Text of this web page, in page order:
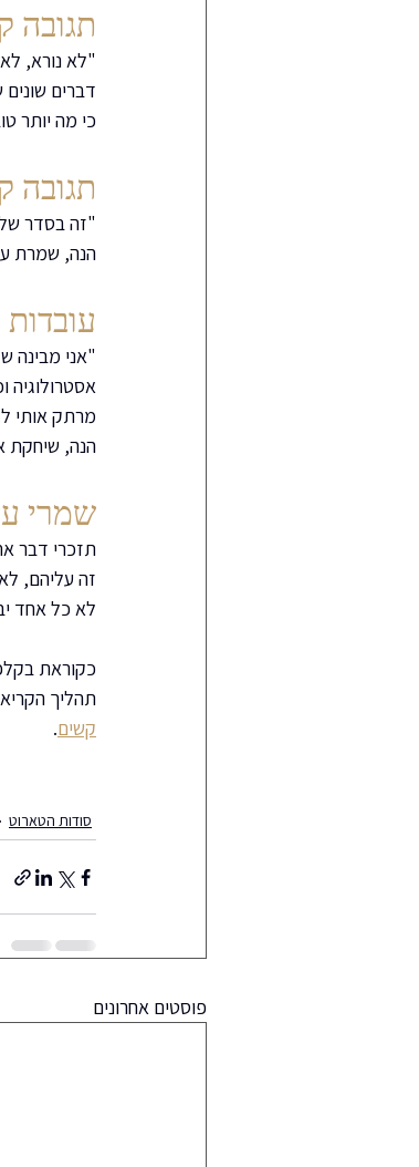
תגובה
"לא נורא,
דברים
כי מה יותר
תגובה
"זה בסדר
הנה, שמרת
"אני מבינה
מרתק אותי
הנה, שיחקת
שמרי
תזכרי דבר
זה עליהם,
לא כל אחד
תהליך
קשים.
סודות הטארוט
פוסטים אחרונים